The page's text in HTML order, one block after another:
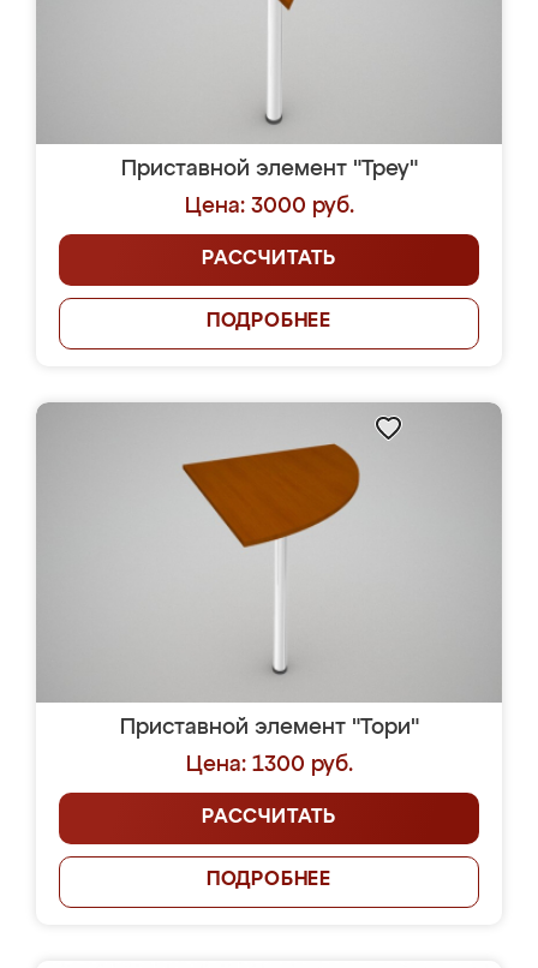
Приставной элемент "Треу"
Цена: 3000 руб.
РАССЧИТАТЬ
ПОДРОБНЕЕ
Приставной элемент "Тори"
Цена: 1300 руб.
РАССЧИТАТЬ
ПОДРОБНЕЕ